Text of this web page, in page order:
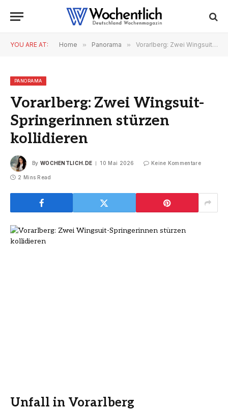
YOU ARE AT: Home » Panorama » Vorarlberg: Zwei Wingsuit-Springerinnen stürzen kollidieren
PANORAMA
Vorarlberg: Zwei Wingsuit-
Springerinnen stürzen
kollidieren
By WOCHENTLICH.DE 10 Mai 2026 Keine Kommentare
2 Mins Read
Unfall in Vorarlberg